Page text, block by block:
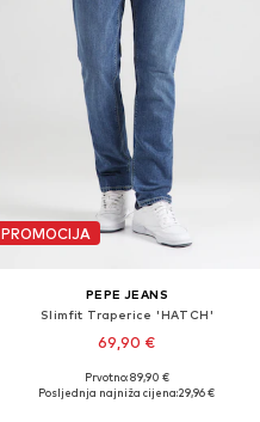
PROMOCIJA
PEPE JEANS
Slimfit Traperice 'HATCH'
69,90 €
Dostupne veličine: 30 x 32
Prvotno: 89,90 €
Posljednja najniža cijena:29,96 €